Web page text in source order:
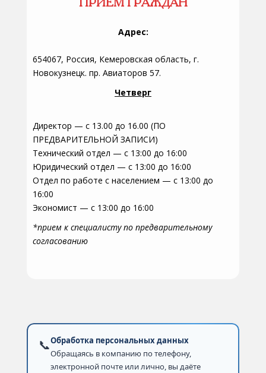
ПРИЕМ ГРАЖДАН
Адрес:
654067, Россия, Кемеровская область, г.
Новокузнецк. пр. Авиаторов 57.
Четверг
Директор — с 13.00 до 16.00 (ПО
ПРЕДВАРИТЕЛЬНОЙ ЗАПИСИ)
Технический отдел — с 13:00 до 16:00
Юридический отдел — с 13:00 до 16:00
Отдел по работе с населением — с 13:00 до
16:00
Экономист — с 13:00 до 16:00
*прием к специалисту по предварительному
согласованию
📞Обработка персональных данных
Обращаясь в компанию по телефону,
электронной почте или лично, вы даёте